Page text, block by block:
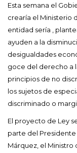
Esta semana el
crearía el Ministerio
entidad sería ,
ayuden a la
desigualdades
goce del derecho a
principios de no
los sujetos de
discriminado o
El proyecto de Ley
parte del Presidente
Márquez, el Ministro